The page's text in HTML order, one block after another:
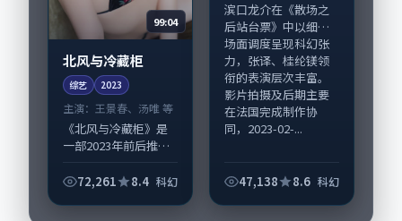
99:04
北风与冷藏柜
综艺 2023
主演： 王景春、汤唯 等
《北风与冷藏柜》是
一部2023年前后推出
小帅执导，王景春、
72,261 8.4 科幻
滨口龙介在《散场之
后站台票》中以细腻
场面调度呈现科幻张
力，张译、桂纶镁领
衔的表演层次丰富。
影片拍摄及后期主要
在法国完成制作协
同，2023-02-...
47,138 8.6 科幻